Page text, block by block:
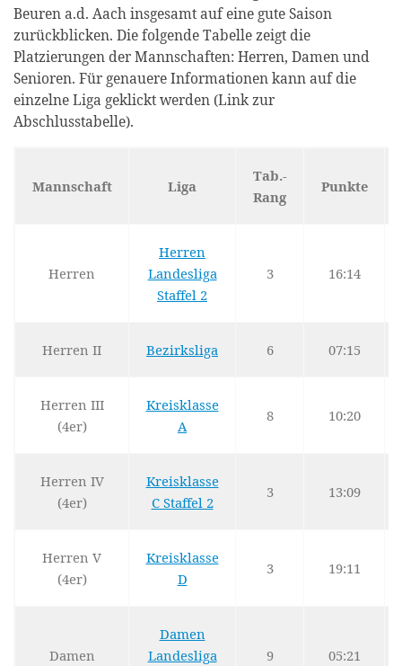
Beuren a.d. Aach insgesamt auf eine gute Saison
zurückblicken. Die folgende Tabelle zeigt die
Platzierungen der Mannschaften: Herren, Damen und
Senioren. Für genauere Informationen kann auf die
einzelne Liga geklickt werden (Link zur
Abschlusstabelle).
Mannschaft Liga
Tab.-
Rang
Punkte
Herren
Herren
Landesliga
Staffel 2
3 16:14
Herren II Bezirksliga 6 07:15
Herren III
(4er)
Kreisklasse
A
8 10:20
Herren IV
(4er)
Kreisklasse
C Staffel 2
3 13:09
Herren V
(4er)
Kreisklasse
D
3 19:11
Damen
Damen
Landesliga
9 05:21